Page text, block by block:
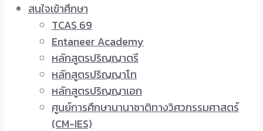
สนใจเข้าศึกษา
TCAS 69
Entaneer Academy
หลักสูตรปริญญาตรี
หลักสูตรปริญญาโท
หลักสูตรปริญญาเอก
ศูนย์การศึกษานานาชาติทางวิศวกรรมศาสตร์
(CM-IES)